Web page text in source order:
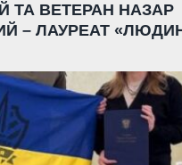
ТА ВЕТЕРАН НАЗАР
– ЛАУРЕАТ